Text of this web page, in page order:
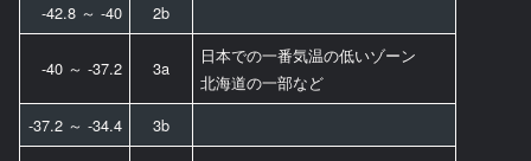
-42.8 ～ -40
2b
-40 ～ -37.2 3a
日本での一番気温の低いゾーン
北海道の一部など
-37.2 ～ -34.4
3b